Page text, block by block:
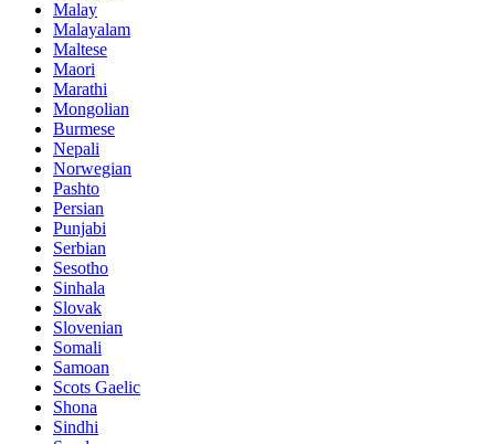
Malay
Malayalam
Maltese
Maori
Marathi
Mongolian
Burmese
Nepali
Norwegian
Pashto
Persian
Punjabi
Serbian
Sesotho
Sinhala
Slovak
Slovenian
Somali
Samoan
Scots Gaelic
Shona
Sindhi